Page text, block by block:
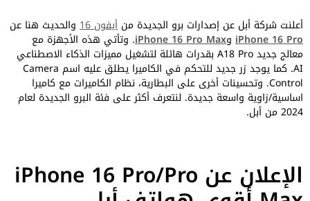
أعلنت شركة أبل عن إصدارات برو الجديدة من أيفون 16 والحديث هنا عن
iPhone 16 Pro وiPhone 16 Pro Max. وتأتي هذه الأجهزة مع
معالج جديد A18 Pro بقدرات هائلة لتشغيل مميزات الذكاء الاصطناعي
AI. كما يوجد زر جديد للتحكم في الكاميرا يطلق عليه اسم Camera
Control. وتحسينات أخرى على البطارية، نظام الكاميرات مع كاميرا
اساسية/زاوية واسعة جديدة. لنتعرف أكثر على فئة البرو الجديدة لعام
2024 من أبل.
الإعلان عن iPhone 16 Pro/Pro